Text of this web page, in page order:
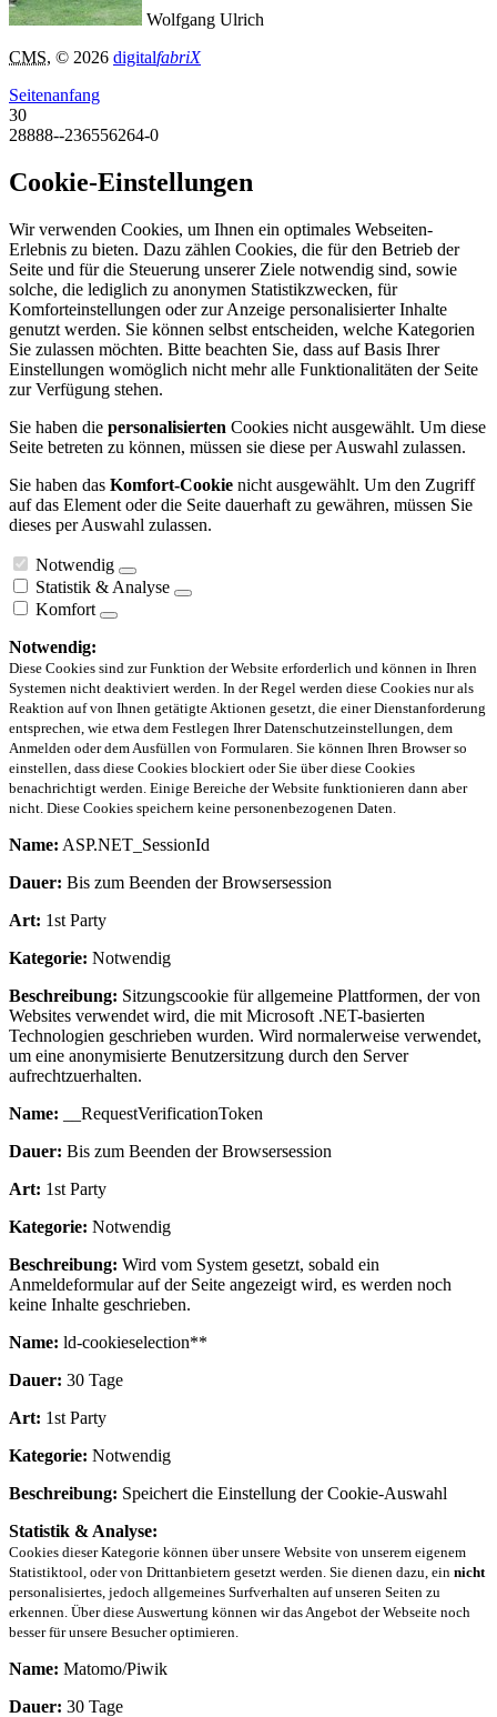
Wolfgang Ulrich
CMS, © 2026 digitalfabriX
Seitenanfang
30
28888--236556264-0
Cookie-Einstellungen
Wir verwenden Cookies, um Ihnen ein optimales Webseiten-
Erlebnis zu bieten. Dazu zählen Cookies, die für den Betrieb der
Seite und für die Steuerung unserer Ziele notwendig sind, sowie
solche, die lediglich zu anonymen Statistikzwecken, für
Komforteinstellungen oder zur Anzeige personalisierter Inhalte
genutzt werden. Sie können selbst entscheiden, welche Kategorien
Sie zulassen möchten. Bitte beachten Sie, dass auf Basis Ihrer
Einstellungen womöglich nicht mehr alle Funktionalitäten der Seite
zur Verfügung stehen.
Sie haben die personalisierten Cookies nicht ausgewählt. Um diese
Seite betreten zu können, müssen sie diese per Auswahl zulassen.
Sie haben das Komfort-Cookie nicht ausgewählt. Um den Zugriff
auf das Element oder die Seite dauerhaft zu gewähren, müssen Sie
dieses per Auswahl zulassen.
Notwendig
Statistik & Analyse
Komfort
Notwendig:
Diese Cookies sind zur Funktion der Website erforderlich und können in Ihren
Systemen nicht deaktiviert werden. In der Regel werden diese Cookies nur als
Reaktion auf von Ihnen getätigte Aktionen gesetzt, die einer Dienstanforderung
entsprechen, wie etwa dem Festlegen Ihrer Datenschutzeinstellungen, dem
Anmelden oder dem Ausfüllen von Formularen. Sie können Ihren Browser so
einstellen, dass diese Cookies blockiert oder Sie über diese Cookies
benachrichtigt werden. Einige Bereiche der Website funktionieren dann aber
nicht. Diese Cookies speichern keine personenbezogenen Daten.
Name: ASP.NET_SessionId
Dauer: Bis zum Beenden der Browsersession
Art: 1st Party
Kategorie: Notwendig
Beschreibung: Sitzungscookie für allgemeine Plattformen, der von
Websites verwendet wird, die mit Microsoft .NET-basierten
Technologien geschrieben wurden. Wird normalerweise verwendet,
um eine anonymisierte Benutzersitzung durch den Server
aufrechtzuerhalten.
Name: __RequestVerificationToken
Dauer: Bis zum Beenden der Browsersession
Art: 1st Party
Kategorie: Notwendig
Beschreibung: Wird vom System gesetzt, sobald ein
Anmeldeformular auf der Seite angezeigt wird, es werden noch
keine Inhalte geschrieben.
Name: ld-cookieselection**
Dauer: 30 Tage
Art: 1st Party
Kategorie: Notwendig
Beschreibung: Speichert die Einstellung der Cookie-Auswahl
Statistik & Analyse:
Cookies dieser Kategorie können über unsere Website von unserem eigenem
Statistiktool, oder von Drittanbietern gesetzt werden. Sie dienen dazu, ein nicht
personalisiertes, jedoch allgemeines Surfverhalten auf unseren Seiten zu
erkennen. Über diese Auswertung können wir das Angebot der Webseite noch
besser für unsere Besucher optimieren.
Name: Matomo/Piwik
Dauer: 30 Tage